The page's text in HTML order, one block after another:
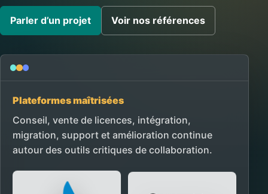
Parler d’un projet Voir nos références
Plateformes maîtrisées
Conseil, vente de licences, intégration,
migration, support et amélioration continue
autour des outils critiques de collaboration.